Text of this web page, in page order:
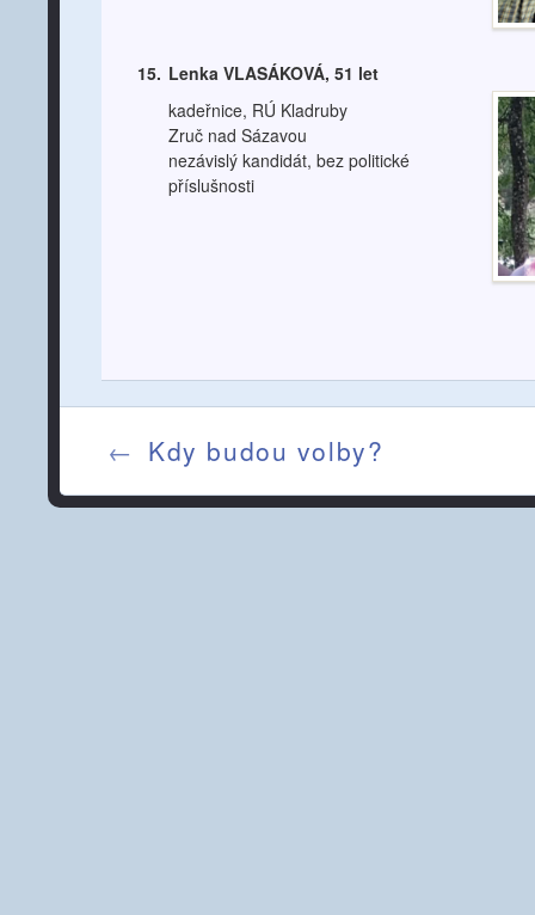
15. Lenka VLASÁKOVÁ, 51 let
kadeřnice, RÚ Kladruby
Zruč nad Sázavou
nezávislý kandidát, bez politické
příslušnosti
Post navigation
← Kdy budou volby?